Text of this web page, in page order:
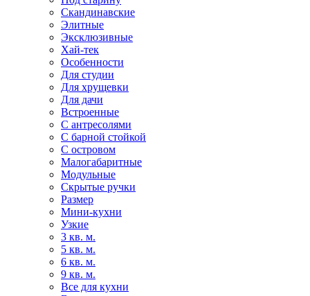
Скандинавские
Элитные
Эксклюзивные
Хай-тек
Особенности
Для студии
Для хрущевки
Для дачи
Встроенные
С антресолями
С барной стойкой
С островом
Малогабаритные
Модульные
Скрытые ручки
Размер
Мини-кухни
Узкие
3 кв. м.
5 кв. м.
6 кв. м.
9 кв. м.
Все для кухни